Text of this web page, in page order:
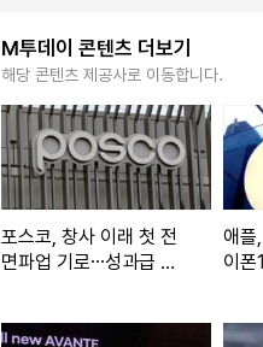
M투데이 콘텐츠 더보기
해당 콘텐츠 제공사로 이동합니다.
포스코, 창사 이래 첫 전
면파업 기로⋯성과급 인
애플
이폰